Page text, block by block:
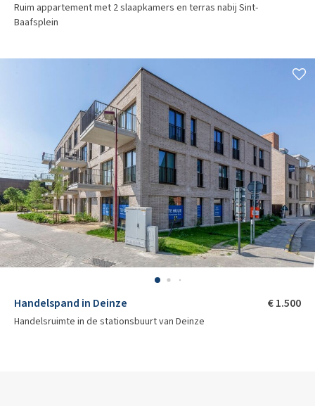
Ruim appartement met 2 slaapkamers en terras nabij Sint-
Baafsplein
Handelspand in Deinze € 1.500
Handelsruimte in de stationsbuurt van Deinze